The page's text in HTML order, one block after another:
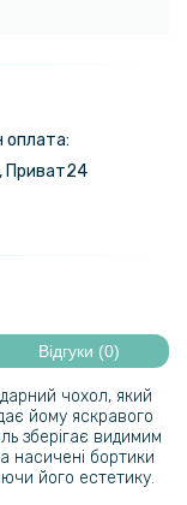
iPhone 14 Pro,
оплата:
Приват24
Відгуки (0)
чохол, який
йому яскравого
зберігає видимим
насичені бортики
його естетику.